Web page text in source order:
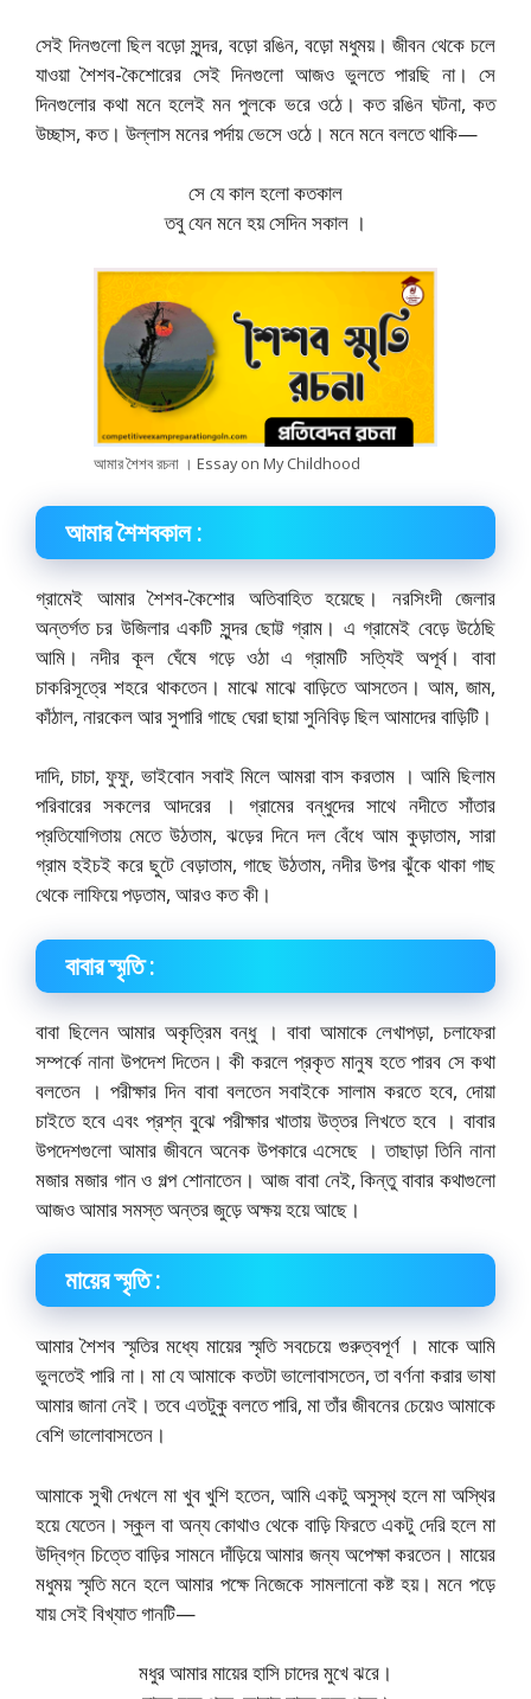
সেই দিনগুলাে ছিল বড়াে সুন্দর, বড়াে রঙিন, বড়াে মধুময়। জীবন থেকে চলে
যাওয়া শৈশব-কৈশােরের সেই দিনগুলাে আজও ভুলতে পারছি না। সে
দিনগুলাের কথা মনে হলেই মন পুলকে ভরে ওঠে। কত রঙিন ঘটনা, কত
উচ্ছাস, কত। উল্লাস মনের পর্দায় ভেসে ওঠে। মনে মনে বলতে থাকি—
সে যে কাল হলাে কতকাল
তবু যেন মনে হয় সেদিন সকাল ।
আমার শৈশব রচনা । Essay on My Childhood
আমার শৈশবকাল :
গ্রামেই আমার শৈশব-কৈশাের অতিবাহিত হয়েছে। নরসিংদী জেলার
অন্তর্গত চর উজিলার একটি সুন্দর ছােট্ট গ্রাম। এ গ্রামেই বেড়ে উঠেছি
আমি। নদীর কূল ঘেঁষে গড়ে ওঠা এ গ্রামটি সত্যিই অপূর্ব। বাবা
চাকরিসূত্রে শহরে থাকতেন। মাঝে মাঝে বাড়িতে আসতেন। আম, জাম,
কাঁঠাল, নারকেল আর সুপারি গাছে ঘেরা ছায়া সুনিবিড় ছিল আমাদের বাড়িটি।
দাদি, চাচা, ফুফু, ভাইবােন সবাই মিলে আমরা বাস করতাম । আমি ছিলাম
পরিবারের সকলের আদরের । গ্রামের বন্ধুদের সাথে নদীতে সাঁতার
প্রতিযােগিতায় মেতে উঠতাম, ঝড়ের দিনে দল বেঁধে আম কুড়াতাম, সারা
গ্রাম হইচই করে ছুটে বেড়াতাম, গাছে উঠতাম, নদীর উপর ঝুঁকে থাকা গাছ
থেকে লাফিয়ে পড়তাম, আরও কত কী।
বাবার স্মৃতি :
বাবা ছিলেন আমার অকৃত্রিম বন্ধু । বাবা আমাকে লেখাপড়া, চলাফেরা
সম্পর্কে নানা উপদেশ দিতেন। কী করলে প্রকৃত মানুষ হতে পারব সে কথা
বলতেন । পরীক্ষার দিন বাবা বলতেন সবাইকে সালাম করতে হবে, দোয়া
চাইতে হবে এবং প্রশ্ন বুঝে পরীক্ষার খাতায় উত্তর লিখতে হবে । বাবার
উপদেশগুলাে আমার জীবনে অনেক উপকারে এসেছে । তাছাড়া তিনি নানা
মজার মজার গান ও গল্প শােনাতেন। আজ বাবা নেই, কিন্তু বাবার কথাগুলাে
আজও আমার সমস্ত অন্তর জুড়ে অক্ষয় হয়ে আছে।
মায়ের স্মৃতি :
আমার শৈশব স্মৃতির মধ্যে মায়ের স্মৃতি সবচেয়ে গুরুত্বপূর্ণ । মাকে আমি
ভুলতেই পারি না। মা যে আমাকে কতটা ভালােবাসতেন, তা বর্ণনা করার ভাষা
আমার জানা নেই। তবে এতটুকু বলতে পারি, মা তাঁর জীবনের চেয়েও আমাকে
বেশি ভালােবাসতেন।
আমাকে সুখী দেখলে মা খুব খুশি হতেন, আমি একটু অসুস্থ হলে মা অস্থির
হয়ে যেতেন। স্কুল বা অন্য কোথাও থেকে বাড়ি ফিরতে একটু দেরি হলে মা
উদ্বিগ্ন চিত্তে বাড়ির সামনে দাঁড়িয়ে আমার জন্য অপেক্ষা করতেন। মায়ের
মধুময় স্মৃতি মনে হলে আমার পক্ষে নিজেকে সামলানাে কষ্ট হয়। মনে পড়ে
যায় সেই বিখ্যাত গানটি—
মধুর আমার মায়ের হাসি চাদের মুখে ঝরে।